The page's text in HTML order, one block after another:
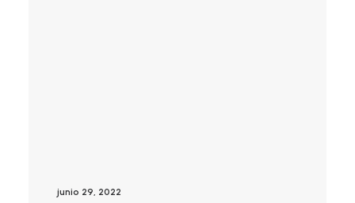
junio 29, 2022